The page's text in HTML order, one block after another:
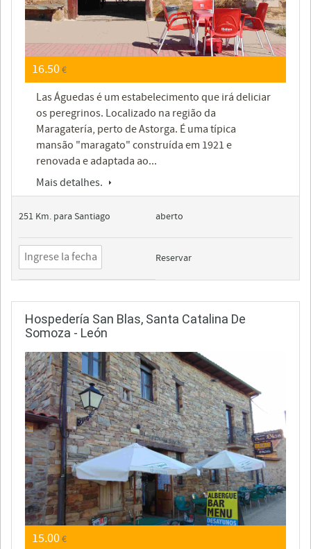
16.50€
Las Águedas é um estabelecimento que irá deliciar
os peregrinos. Localizado na região da
Maragatería, perto de Astorga. É uma típica
mansão "maragato" construída em 1921 e
renovada e adaptada ao...
Mais detalhes.
251 Km. para Santiago aberto
Reservar
Hospedería San Blas, Santa Catalina De
Somoza - León
15.00€